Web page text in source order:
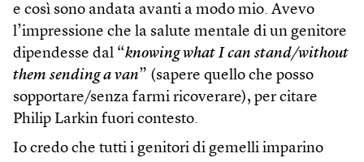
e così sono andata avanti a modo mio. Avevo
l’impressione che la salute mentale di un genitore
dipendesse dal “knowing what I can stand/without
them sending a van” (sapere quello che posso
sopportare/senza farmi ricoverare), per citare
Philip Larkin fuori contesto.
Io credo che tutti i genitori di gemelli imparino